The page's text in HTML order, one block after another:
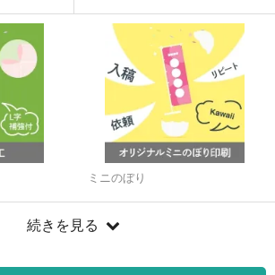
ミニのぼり
続きを見る